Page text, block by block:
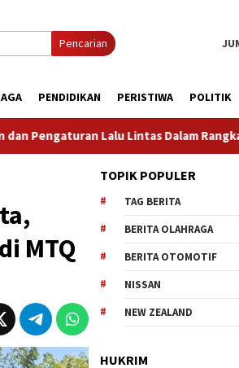
Pencarian
PENDIDIKAN PERISTIWA POLITIK
Kunjungan Menteri Pertahanan RI
MTQ
TOPIK POPULER
TAG BERITA
BERITA OLAHRAGA
BERITA OTOMOTIF
NISSAN
NEW ZEALAND
HUKRIM